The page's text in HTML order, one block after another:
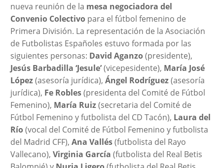
nueva reunión de la mesa negociadora del
Convenio Colectivopara el fútbol femenino de
Primera División. La representación de la Asociación
de Futbolistas Españoles estuvo formada por las
siguientes personas: David Aganzo(presidente),
Jesús Barbadilla ‘Jesule’(vicepesidente), María José
López(asesoría jurídica), Ángel Rodríguez(asesoría
jurídica), Fe Robles(presidenta del Comité de Fútbol
Femenino), María Ruiz(secretaria del Comité de
Fútbol Femenino y futbolista del CD Tacón), Laura del
Río(vocal del Comité de Fútbol Femenino y futbolista
del Madrid CFF), Ana Vallés(futbolista del Rayo
Vallecano), Virginia García (futbolista del Real Betis